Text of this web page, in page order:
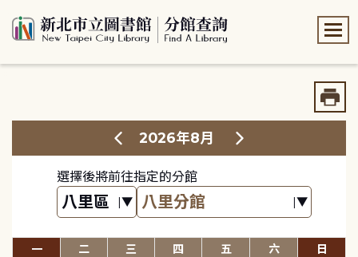
2026年8月
選擇後將前往指定的分館
一 二 三 四 五 六 日